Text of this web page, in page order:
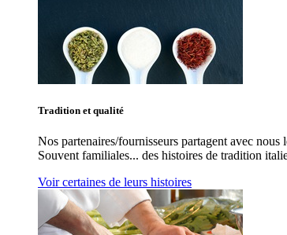
Tradition et qualité
Nos partenaires/fournisseurs partagent avec nous
Souvent familiales... des histoires de tradition
Voir certaines de leurs histoires